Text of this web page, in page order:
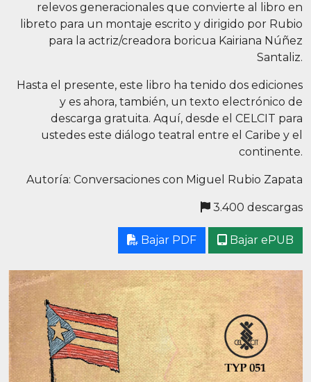
relevos generacionales que convierte al libro en
libreto para un montaje escrito y dirigido por Rubio
para la actriz/creadora boricua Kairiana Núñez
Santaliz.
Hasta el presente, este libro ha tenido dos ediciones
y es ahora, también, un texto electrónico de
descarga gratuita. Aquí, desde el CELCIT para
ustedes este diálogo teatral entre el Caribe y el
continente.
Autoría: Conversaciones con Miguel Rubio Zapata
3.400 descargas
Bajar PDF Bajar ePUB